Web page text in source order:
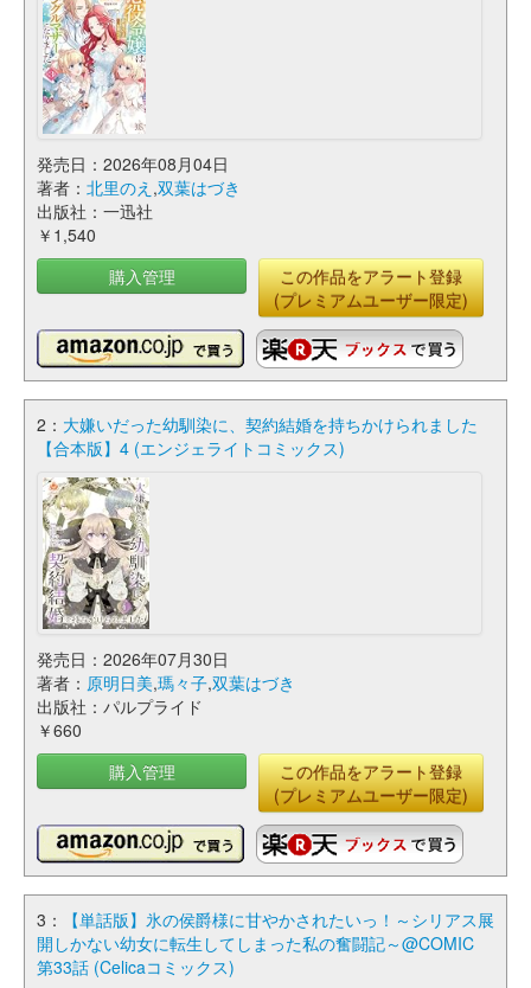
発売日：2026年08月04日
著者： 北里のえ ,双葉はづき
出版社：一迅社
￥1,540
購入管理
この作品をアラート登録
(プレミアムユーザー限定)
2： 大嫌いだった幼馴染に、契約結婚を持ちかけられました
【合本版】4 (エンジェライトコミックス)
発売日：2026年07月30日
著者： 原明日美,瑪々子,双葉はづき
出版社：パルプライド
￥660
購入管理
この作品をアラート登録
(プレミアムユーザー限定)
3：
【単話版】氷の侯爵様に甘やかされたいっ！～シリアス展
開しかない幼女に転生してしまった私の奮闘記～@COMIC
第33話 (Celicaコミックス)